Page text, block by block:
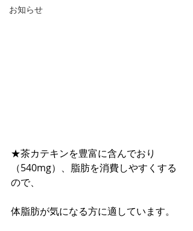
お知らせ
★茶カテキンを豊富に含んでおり
（540mg）、脂肪を消費しやすくする
ので、
体脂肪が気になる方に適しています。